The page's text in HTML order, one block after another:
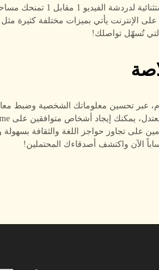
منصّة استثنائية
على الإنترنت يأتي بميزات مختلفة كثيرة
تُسهّل تواصلك!
عبر تحسين معلوماتك الشخصية وضبط
على تجاوز حواجز اللغة والثقافة
الآن واكتشف أصدقاءك المحتملين!